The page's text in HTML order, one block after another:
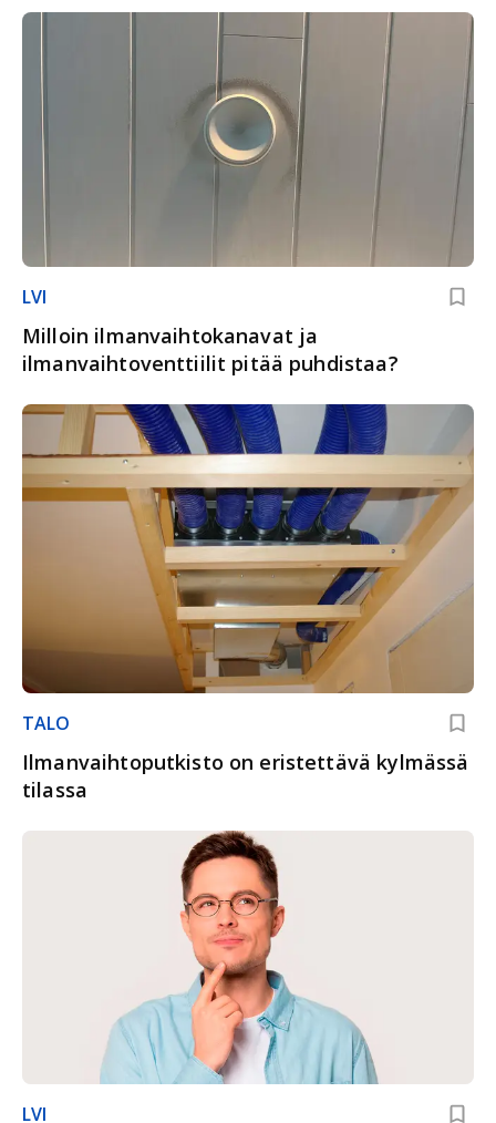
LVI
Milloin ilmanvaihtokanavat ja
ilmanvaihtoventtiilit pitää puhdistaa?
TALO
Ilmanvaihtoputkisto on eristettävä kylmässä
tilassa
LVI